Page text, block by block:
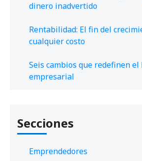
dinero inadvertido
Rentabilidad: El fin del
cualquier costo
Seis cambios que redefinen
empresarial
Secciones
Emprendedores